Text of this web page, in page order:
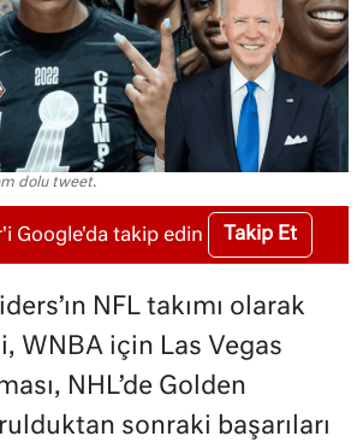
dolu tweet.
Google'da takip edin Takip Et
NFL takımı olarak
WNBA için Las Vegas
NHL’de Golden
sonraki başarıları